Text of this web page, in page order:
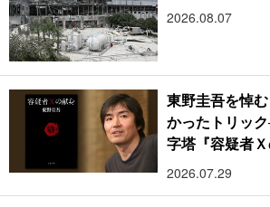
2026.08.07
東野圭吾を悼
かったトリッ
字塔『容疑者
2026.07.29